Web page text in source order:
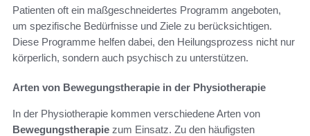
Patienten oft ein maßgeschneidertes Programm angeboten,
um spezifische Bedürfnisse und Ziele zu berücksichtigen.
Diese Programme helfen dabei, den Heilungsprozess nicht nur
körperlich, sondern auch psychisch zu unterstützen.
Arten von Bewegungstherapie in der Physiotherapie
In der Physiotherapie kommen verschiedene Arten von
Bewegungstherapie zum Einsatz. Zu den häufigsten